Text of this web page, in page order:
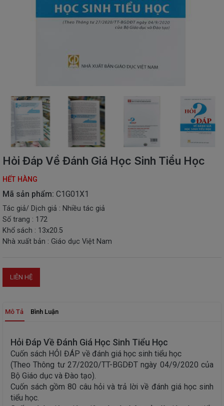
NGỮ
VPP
DÙNG
SINH
QUÀ
TẶNG
ĐỒ
CHƠI
THIẾT
STEM
Hỏi Đáp Về Đánh Giá Học Sinh Tiểu Học
HẾT HÀNG
Mã sản phẩm: C1G01X1
Tác giả/ Dịch giả : Nhiều tác giả
Số trang : 172
Khổ sách : 13x20.5
Nhà xuất bản : Giáo dục Việt Nam
LIÊN HỆ
Mô Tả Bình Luận
Hỏi Đáp Về Đánh Giá Học Sinh Tiểu Học
Cuốn sách HỎI ĐÁP về đánh giá học sinh tiểu học
(Theo Thông tư 27/2020/TT-BGDĐT ngày 04/9/2020 của
Bộ Giáo dục và Đào tạo).
Cuốn sách gồm 80 câu hỏi và trả lời về đánh giá học sinh
tiểu học.